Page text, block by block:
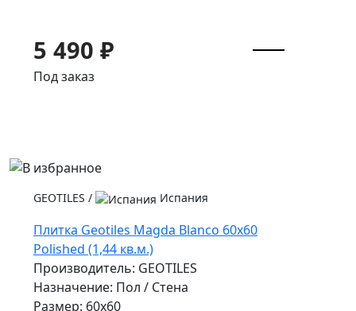
5 490 ₽
Под заказ
GEOTILES / Испания
Плитка Geotiles Magda Blanco 60x60
Polished (1,44 кв.м.)
Производитель: GEOTILES
Назначение: Пол / Стена
Размер: 60x60